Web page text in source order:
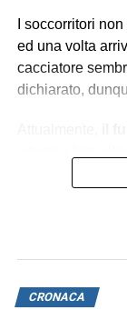
I soccorritori
ed una volta
cacciatore
dichiarato,
quale traiettoria
CRONACA